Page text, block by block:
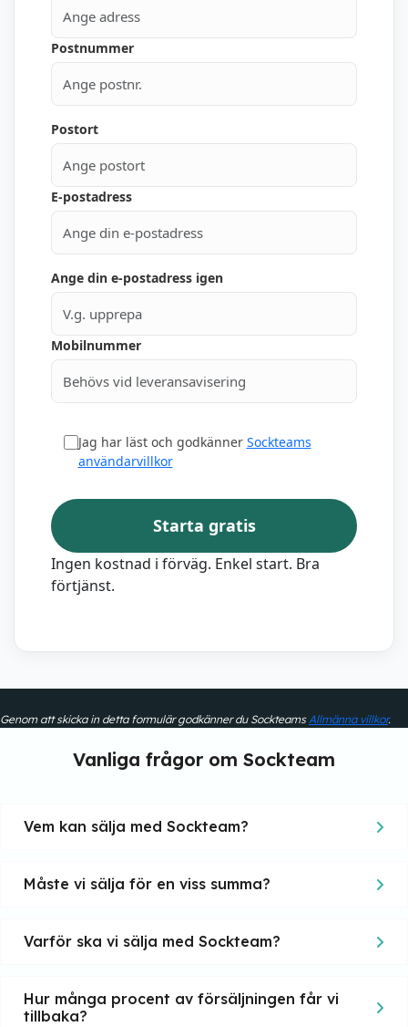
Postnummer
Postort
E-postadress
Ange din e-postadress igen
Mobilnummer
Jag har läst och godkänner Sockteams
användarvillkor
Starta gratis
Ingen kostnad i förväg. Enkel start. Bra
förtjänst.
Genom att skicka in detta formulär godkänner du Sockteams Allmänna villkor.
Vanliga frågor om Sockteam
Vem kan sälja med Sockteam?
Måste vi sälja för en viss summa?
Varför ska vi sälja med Sockteam?
Hur många procent av försäljningen får vi
tillbaka?